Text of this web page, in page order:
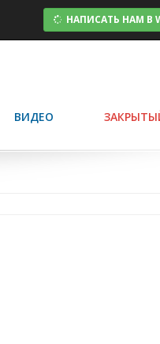
НАПИСАТЬ НАМ В
ВИДЕО